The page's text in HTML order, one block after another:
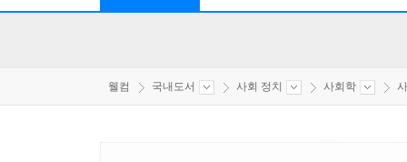
웰컴 국내도서 사회 정치 사회학